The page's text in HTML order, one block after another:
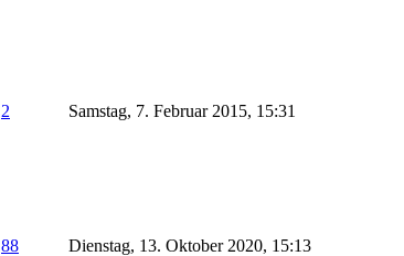
2 Samstag, 7. Februar 2015, 15:31
88 Dienstag, 13. Oktober 2020, 15:13